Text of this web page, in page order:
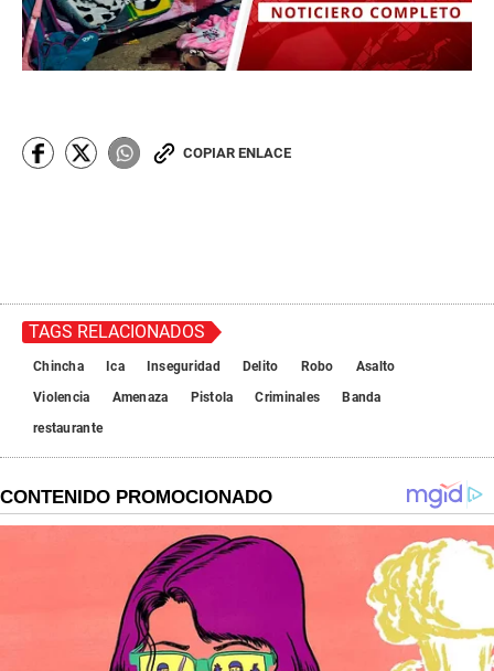
COPIAR ENLACE
TAGS RELACIONADOS
Chincha Ica Inseguridad Delito Robo
Asalto
Violencia
Amenaza Pistola Criminales
Banda
restaurante